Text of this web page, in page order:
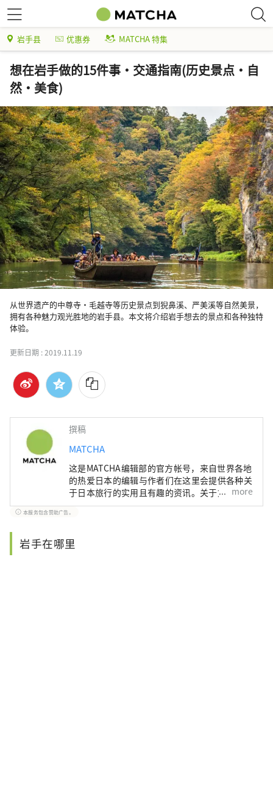
岩手县 优惠券 MATCHA 特集
想在岩手做的15件事・交通指南(历史景点・自
然・美食)
从世界遗产的中尊寺・毛越寺等历史景点到猊鼻溪、严美溪等自然美景，
拥有各种魅力观光胜地的岩手县。本文将介绍岩手想去的景点和各种独特
体验。
更新日期 :2019.11.19
撰稿
MATCHA
这是MATCHA编辑部的官方帐号，来自世界各地
的热爱日本的编辑与作者们在这里会提供各种关
于日本旅行的实用且有趣的资讯。关于文章内
容，也是由MATCHA编辑们实际进行调查、採
访，或是搜集了丰富的旅游情报后，根据这些资
more
本服务包含赞助广告。
岩手在哪里